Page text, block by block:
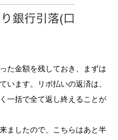
た金額を残しておき、まずは
います。リボ払いの返済は、
一括で全て返し終えることが
ましたので、こちらはあと半